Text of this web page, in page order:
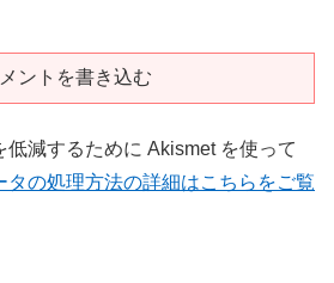
ントを書き込む
低減するために Akismet を使って
タの処理方法の詳細はこちらをご覧